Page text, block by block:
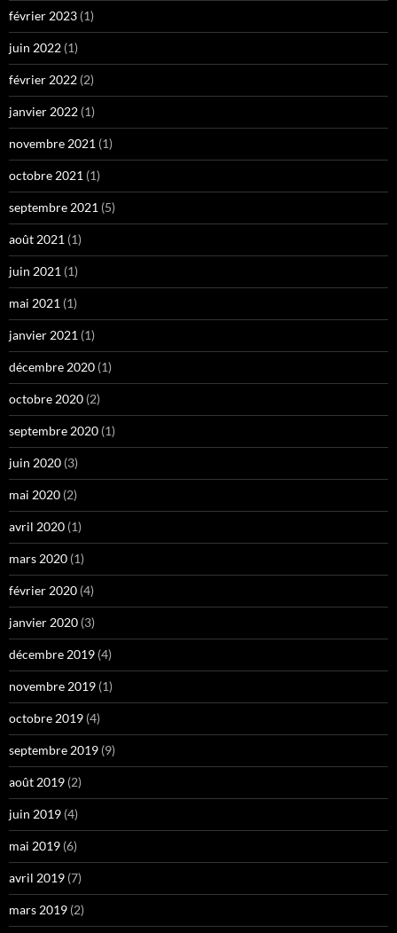
février 2023 (1)
juin 2022 (1)
février 2022 (2)
janvier 2022 (1)
novembre 2021 (1)
octobre 2021 (1)
septembre 2021 (5)
août 2021 (1)
juin 2021 (1)
mai 2021 (1)
janvier 2021 (1)
décembre 2020 (1)
octobre 2020 (2)
septembre 2020 (1)
juin 2020 (3)
mai 2020 (2)
avril 2020 (1)
mars 2020 (1)
février 2020 (4)
janvier 2020 (3)
décembre 2019 (4)
novembre 2019 (1)
octobre 2019 (4)
septembre 2019 (9)
août 2019 (2)
juin 2019 (4)
mai 2019 (6)
avril 2019 (7)
mars 2019 (2)